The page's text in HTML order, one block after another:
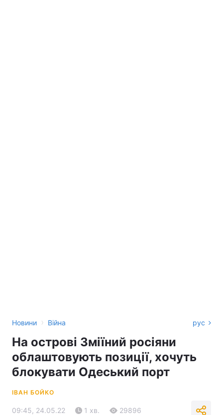
Новини › Війна рус
На острові Зміїний росіяни
облаштовують позиції, хочуть
блокувати Одеський порт
ІВАН БОЙКО
09:45, 24.05.22 1 хв. 29896